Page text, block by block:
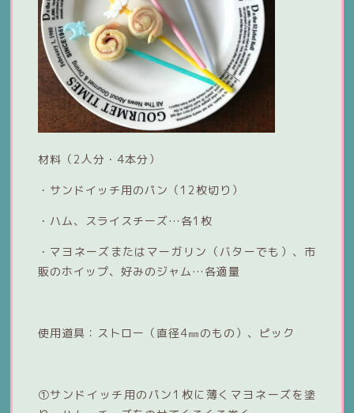
材料（2人分・4本分）
・サンドイッチ用のパン（12枚切り）
・ハム、スライスチーズ…各1枚
・マヨネーズまたはマーガリン（バターでも）、市
販のホイップ、好みのジャム…各適量
使用道具：ストロー（直径4㎜のもの）、ピック
①サンドイッチ用のパン1枚に薄くマヨネーズを塗